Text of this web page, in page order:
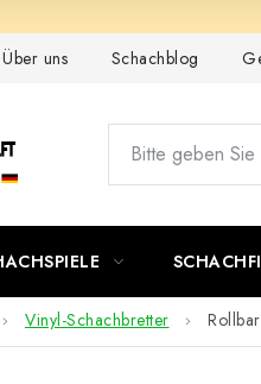
Über uns Schachblog
Vinyl-Schachbretter